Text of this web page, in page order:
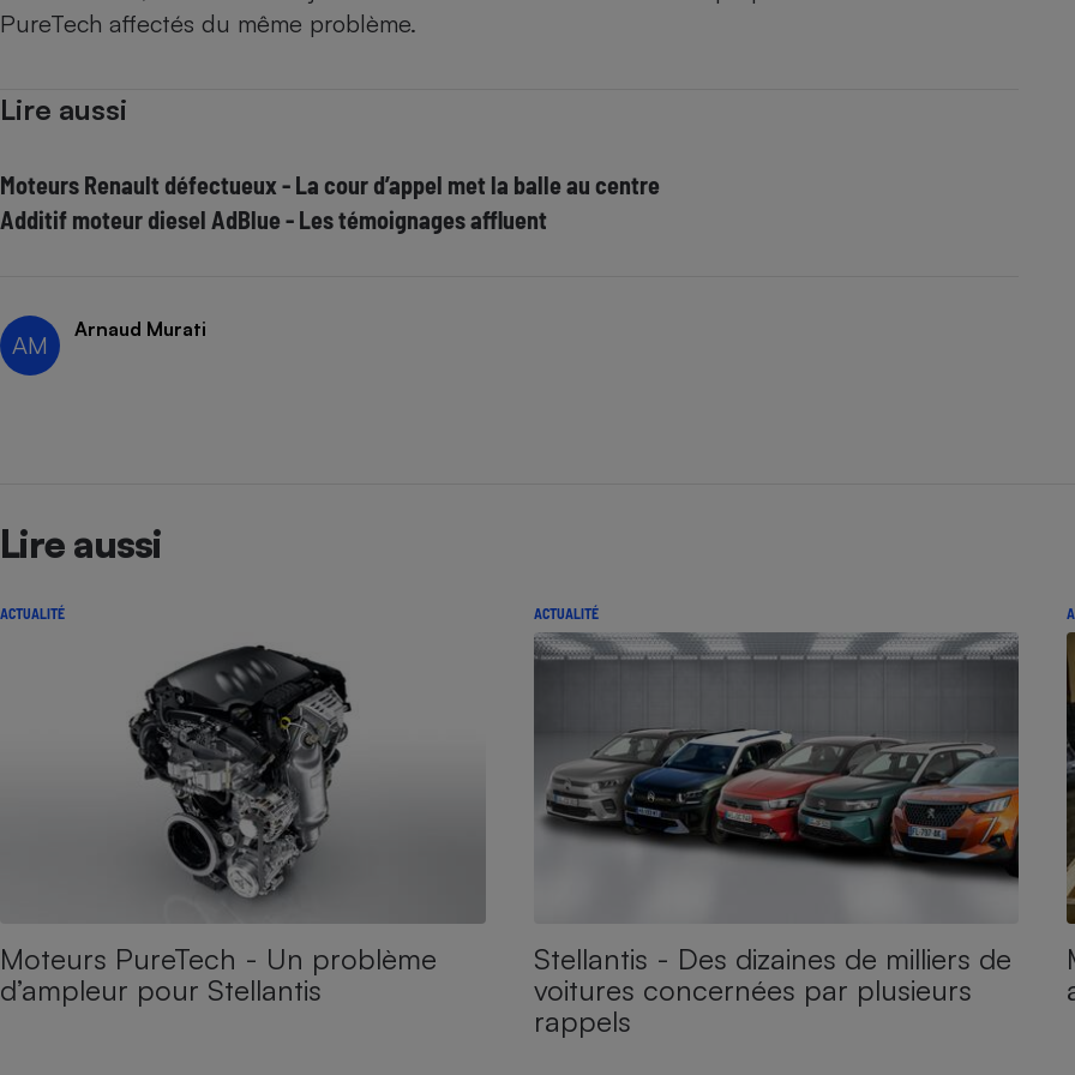
PureTech affectés du même problème.
Lire aussi
Moteurs Renault défectueux - La cour d’appel met la balle au centre
Additif moteur diesel AdBlue - Les témoignages affluent
AM
Arnaud Murati
Lire aussi
ACTUALITÉ
Moteurs PureTech - Un problème
d’ampleur pour Stellantis
ACTUALITÉ
Stellantis - Des dizaines de milliers de
voitures concernées par plusieurs
rappels